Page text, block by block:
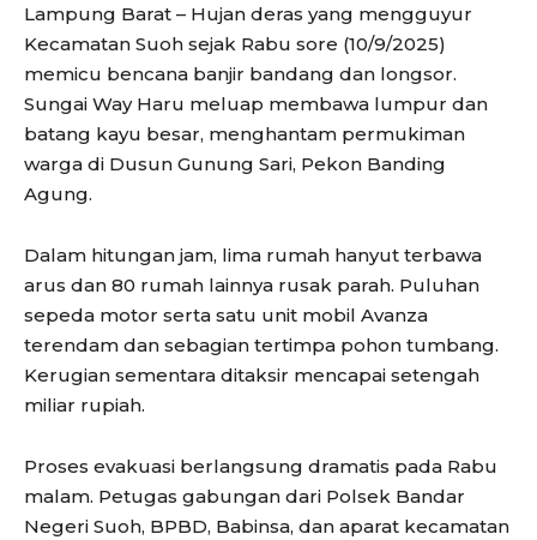
Lampung Barat – Hujan deras yang mengguyur
Kecamatan Suoh sejak Rabu sore (10/9/2025)
memicu bencana banjir bandang dan longsor.
Sungai Way Haru meluap membawa lumpur dan
batang kayu besar, menghantam permukiman
warga di Dusun Gunung Sari, Pekon Banding
Agung.
Dalam hitungan jam, lima rumah hanyut terbawa
arus dan 80 rumah lainnya rusak parah. Puluhan
sepeda motor serta satu unit mobil Avanza
terendam dan sebagian tertimpa pohon tumbang.
Kerugian sementara ditaksir mencapai setengah
miliar rupiah.
Proses evakuasi berlangsung dramatis pada Rabu
malam. Petugas gabungan dari Polsek Bandar
Negeri Suoh, BPBD, Babinsa, dan aparat kecamatan